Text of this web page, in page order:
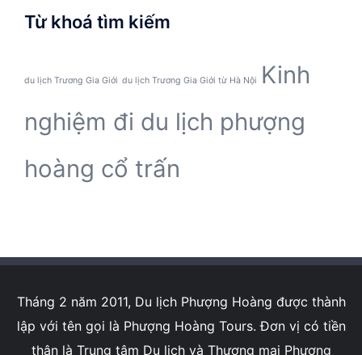
Từ khoá tìm kiếm
du lịch Trương Gia Giới du lịch Trương Gia Giới từ Hà Nội
Kinh
nghiệm đi du lịch phượng
hoàng cổ trấn
Tháng 2 năm 2011, Du lịch Phượng Hoàng được thành
lập với tên gọi là Phượng Hoàng Tours. Đơn vị có tiền
thân là Trung tâm Du lịch và Thương mại Phượng